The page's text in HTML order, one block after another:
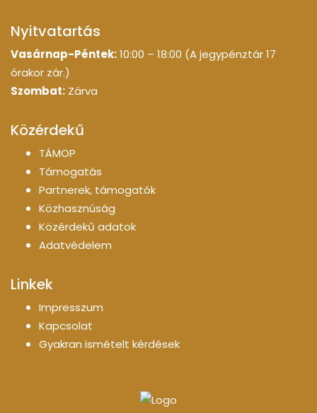
Nyitvatartás
Vasárnap-Péntek:10:00 – 18:00 (A jegypénztár 17
órakor zár.)
Szombat: Zárva
Közérdekű
TÁMOP
Támogatás
Partnerek, támogatók
Közhasznúság
Közérdekű adatok
Adatvédelem
Linkek
Impresszum
Kapcsolat
Gyakran ismételt kérdések